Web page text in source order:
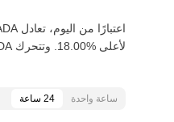
لأعلى‏ ‏‎18.00‎%‎‏. وتتحرك ADA في اتجاه السوق صعود‏، تزايد‏ ‏‎15.00‎%‎‏ خلال آخر 30 يومًا.
ساعة واحدة 24 ساعة